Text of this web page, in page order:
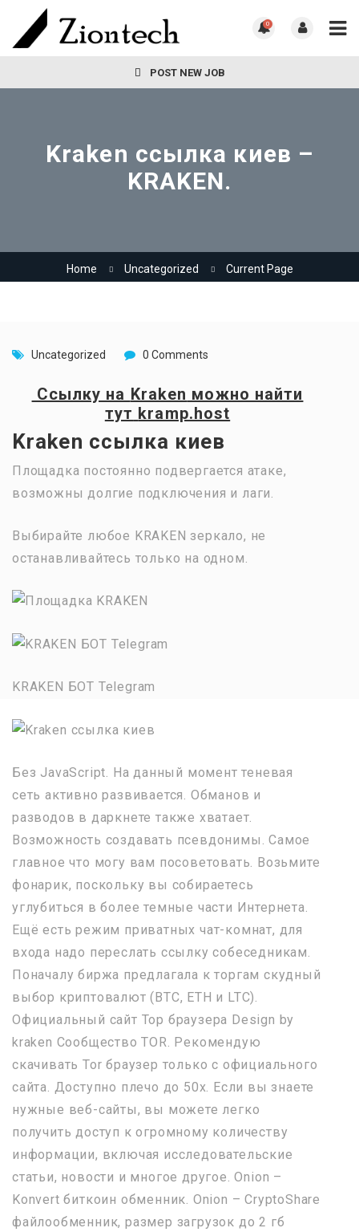
0
POST NEW JOB
Kraken ссылка киев –
KRAKEN.
Home Uncategorized Current Page
Uncategorized 0 Comments
Ссылку на Kraken можно найти
тут kramp.host
Kraken ссылка киев
Площадка постоянно подвергается атаке,
возможны долгие подключения и лаги.
Выбирайте любое KRAKEN зеркало, не
останавливайтесь только на одном.
KRAKEN БОТ Telegram
Без JavaScript. На данный момент теневая
сеть активно развивается. Обманов и
разводов в даркнете также хватает.
Возможность создавать псевдонимы. Самое
главное что могу вам посоветовать. Возьмите
фонарик, поскольку вы собираетесь
углубиться в более темные части Интернета.
Ещё есть режим приватных чат-комнат, для
входа надо переслать ссылку собеседникам.
Поначалу биржа предлагала к торгам скудный
выбор криптовалют (BTC, ETH и LTC).
Официальный сайт Тор браузера Design by
kraken Сообщество TOR. Рекомендую
скачивать Tor браузер только с официального
сайта. Доступно плечо до 50х. Если вы знаете
нужные веб-сайты, вы можете легко
получить доступ к огромному количеству
информации, включая исследовательские
статьи, новости и многое другое. Onion –
Konvert биткоин обменник. Onion – CryptoShare
файлообменник, размер загрузок до 2 гб